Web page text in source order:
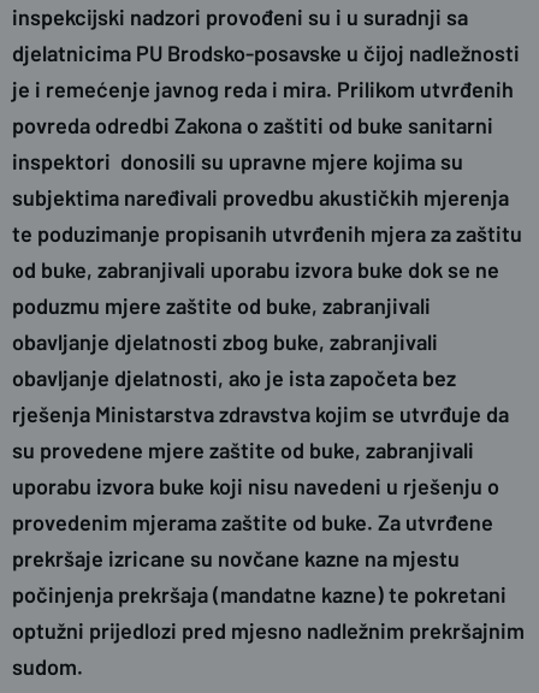
inspekcijski nadzori provođeni su i u suradnji sa
djelatnicima PU Brodsko-posavske u čijoj nadležnosti
je i remećenje javnog reda i mira. Prilikom utvrđenih
povreda odredbi Zakona o zaštiti od buke sanitarni
inspektori donosili su upravne mjere kojima su
subjektima naređivali provedbu akustičkih mjerenja
te poduzimanje propisanih utvrđenih mjera za zaštitu
od buke, zabranjivali uporabu izvora buke dok se ne
poduzmu mjere zaštite od buke, zabranjivali
obavljanje djelatnosti zbog buke, zabranjivali
obavljanje djelatnosti, ako je ista započeta bez
rješenja Ministarstva zdravstva kojim se utvrđuje da
su provedene mjere zaštite od buke, zabranjivali
uporabu izvora buke koji nisu navedeni u rješenju o
provedenim mjerama zaštite od buke. Za utvrđene
prekršaje izricane su novčane kazne na mjestu
počinjenja prekršaja (mandatne kazne) te pokretani
optužni prijedlozi pred mjesno nadležnim prekršajnim
sudom.